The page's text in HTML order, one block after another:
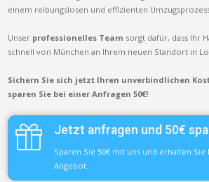
einem reibungslosen und effizienten
Unser professionelles Team sorgt dafür, dass Ihr
schnell von München an Ihrem neuen Standort in
Sichern Sie sich jetzt Ihren unverbindlichen
sparen Sie bei einer Anfragen 50€!
Jetzt anfragen und 50€
Sparen Sie 50€ mit uns und erhalten
Angebot.